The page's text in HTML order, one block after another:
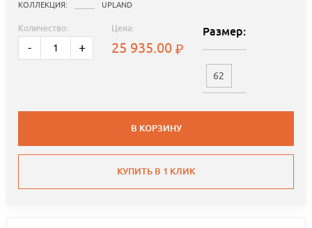
КОЛЛЕКЦИЯ:
UPLAND
Количество:
- +
Цена:
25 935.00
Размер:
62
В КОРЗИНУ
КУПИТЬ В 1 КЛИК